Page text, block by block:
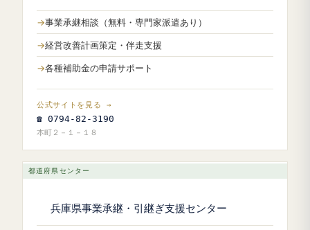
事業承継相談（無料・専門家派遣あり）
経営改善計画策定・伴走支援
各種補助金の申請サポート
公式サイトを見る →
☎ 0794-82-3190
本町２－１－１８
都道府県センター
兵庫県事業承継・引継ぎ支援センター